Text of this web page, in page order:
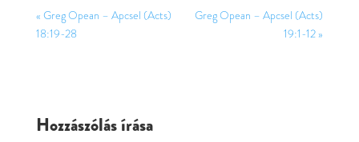
« Greg Opean – Apcsel (Acts)
18:19-28
Greg Opean – Apcsel (Acts)
19:1-12 »
Hozzászólás írása